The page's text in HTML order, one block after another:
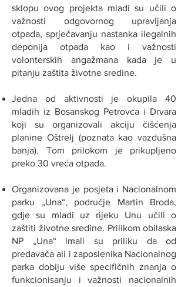
sklopu ovog projekta mladi su učili o
važnosti odgovornog upravljanja
otpada, sprječavanju nastanka ilegalnih
deponija otpada kao i važnosti
volonterskih angažmana kada je u
pitanju zaštita životne sredine.
Jedna od aktivnosti je okupila 40
mladih iz Bosanskog Petrovca i Drvara
koji su organizovali akciju čišćenja
planine Oštrelj (poznata kao vazdušna
banja). Tom prilokom je prikupljeno
preko 30 vreća otpada.
Organizovana je posjeta i Nacionalnom
parku „Una“, područje Martin Broda,
gdje su mladi uz rijeku Unu učili o
zaštiti životne sredine. Prilikom obilaska
NP „Una“ imali su priliku da od
predavača ali i zaposlenika Nacionalnog
parka dobiju više specifičnih znanja o
funkcionisanju i važnosti nacionalnih